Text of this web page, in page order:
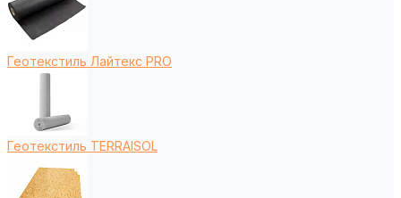
Геотекстиль Лайтекс PRO
Геотекстиль TERRAISOL